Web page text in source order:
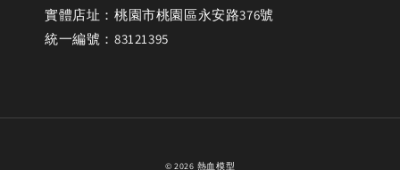
實體店址：桃園市桃園區永安路376號
統一編號：83121395
© 2026 熱血模型